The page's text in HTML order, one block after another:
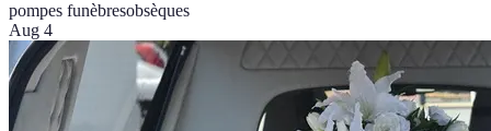
pompes funèbresobsèques
Aug 4